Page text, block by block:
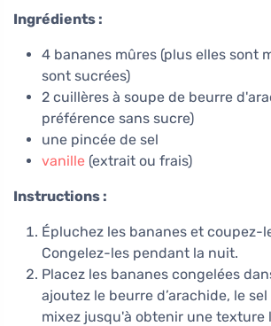
Ingrédients :
4 bananes mûres (plus elles sont
sont sucrées)
2 cuillères à soupe de beurre
préférence sans sucre)
une pincée de sel
vanille (extrait ou frais)
Instructions :
Épluchez les bananes et coupez-
Congelez-les pendant la nuit.
Placez les bananes congelées
ajoutez le beurre d’arachide, le
mixez jusqu'à obtenir une texture